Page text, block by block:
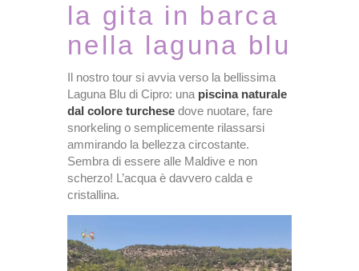
la gita in barca
nella laguna blu
Il nostro tour si avvia verso la bellissima
Laguna Blu di Cipro: una piscina naturale
dal colore turchese dove nuotare, fare
snorkeling o semplicemente rilassarsi
ammirando la bellezza circostante.
Sembra di essere alle Maldive e non
scherzo! L’acqua è davvero calda e
cristallina.